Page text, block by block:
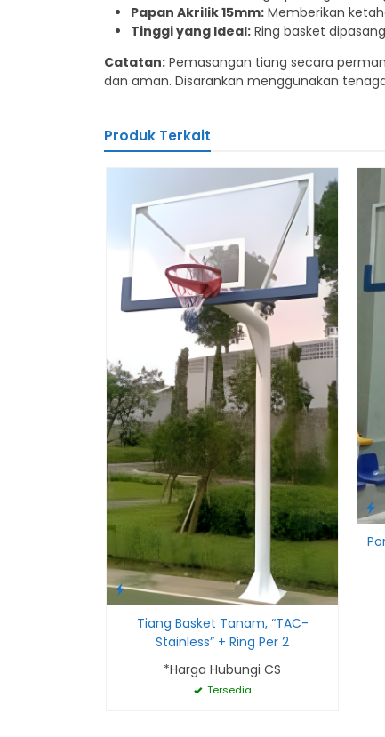
Papan Akrilik 15mm: Memberikan
Tinggi yang Ideal: Ring basket
Catatan: Pemasangan tiang secara
dan aman. Disarankan menggunakan
Produk Terkait
Tiang Basket Tanam, “TAC-
Stainless” + Ring Per 2
*Harga Hubungi CS
Tersedia